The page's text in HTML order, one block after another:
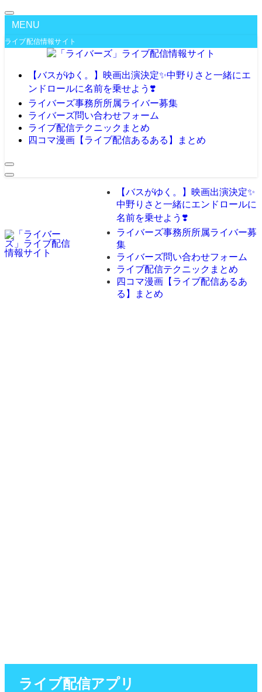
MENU
ライブ配信情報サイト
【バスがゆく。】映画出演決定✨️中野りさと一緒にエ
ンドロールに名前を乗せよう❣️
ライバーズ事務所所属ライバー募集
ライバーズ問い合わせフォーム
ライブ配信テクニックまとめ
四コマ漫画【ライブ配信あるある】まとめ
【バスがゆく。】映画出演決定✨️
中野りさと一緒にエンドロールに
名前を乗せよう❣️
ライバーズ事務所所属ライバー募
集
ライバーズ問い合わせフォーム
ライブ配信テクニックまとめ
四コマ漫画【ライブ配信あるあ
る】まとめ
ライブ配信アプリ